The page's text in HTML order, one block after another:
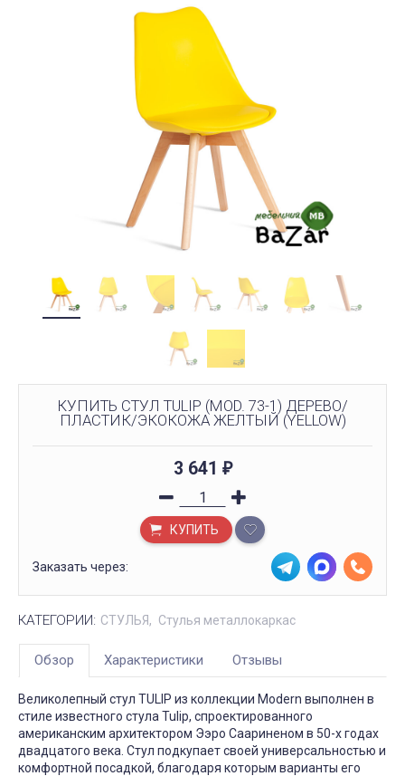
КУПИТЬ СТУЛ TULIP (MOD. 73-1) ДЕРЕВО/
ПЛАСТИК/ЭКОКОЖА ЖЕЛТЫЙ (YELLOW)
3 641 ₽
КУПИТЬ
Заказать через:
КАТЕГОРИИ: СТУЛЬЯ Стулья металлокаркас
Обзор Характеристики Отзывы
Великолепный стул TULIP из коллекции Modern выполнен в
стиле известного стула Tulip, спроектированного
американским архитектором Ээро Саариненом в 50-х годах
двадцатого века. Стул подкупает своей универсальностью и
комфортной посадкой, благодаря которым варианты его